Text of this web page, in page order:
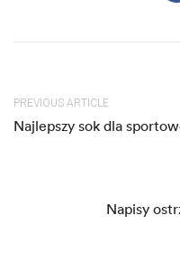
PREVIOUS ARTICLE
Najlepszy sok dla
Napisy